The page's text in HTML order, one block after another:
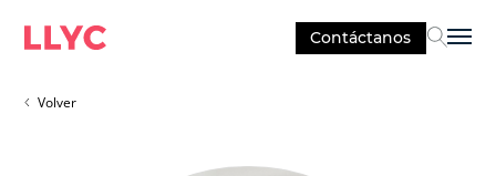
Contáctanos
Volver